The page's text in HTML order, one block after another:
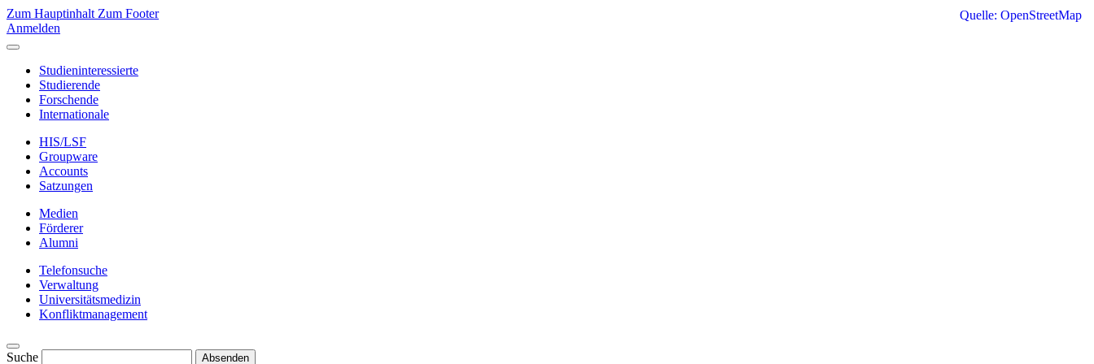
Zum Hauptinhalt Zum Footer
Anmelden
Studieninteressierte
Studierende
Forschende
Internationale
HIS/LSF
Groupware
Accounts
Satzungen
Medien
Förderer
Alumni
Telefonsuche
Verwaltung
Universitätsmedizin
Konfliktmanagement
Suche Absenden
Quelle: OpenStreetMap